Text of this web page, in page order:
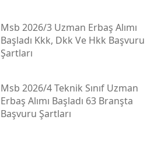
Msb 2026/3 Uzman Erbaş Alımı
Başladı Kkk, Dkk Ve Hkk Başvuru
Şartları
Msb 2026/4 Teknik Sınıf Uzman
Erbaş Alımı Başladı 63 Branşta
Başvuru Şartları